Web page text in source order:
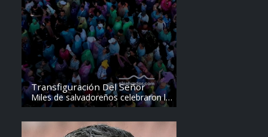
Transfiguración Del Señor
Miles de salvadoreños celebraron la
Transfiguración del Divino Salvador
Steven Anzora